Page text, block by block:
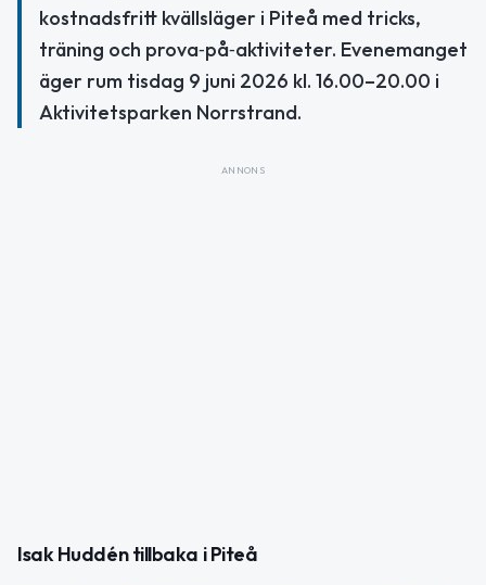
kostnadsfritt kvällsläger i Piteå med tricks,
träning och prova‑på‑aktiviteter. Evenemanget
äger rum tisdag 9 juni 2026 kl. 16.00–20.00 i
Aktivitetsparken Norrstrand.
ANNONS
Isak Huddén tillbaka i Piteå